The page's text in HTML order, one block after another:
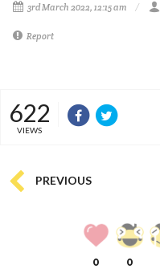
3rd March 2022, 12:15 am
Report
622
VIEWS
PREVIOUS
0 0